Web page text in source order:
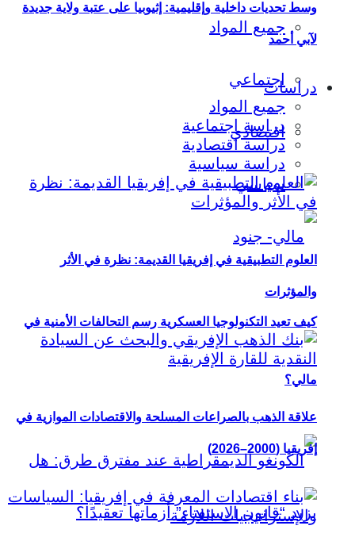
جميع المواد
اجتماعي
اقتصادي
سياسي
كيف تعيد التكنولوجيا العسكرية رسم التحالفات الأمنية في
مالي؟
وسط تحديات داخلية وإقليمية: إثيوبيا على عتبة ولاية جديدة
لآبي أحمد
دراسات
جميع المواد
دراسة اجتماعية
دراسة اقتصادية
دراسة سياسية
العلوم التطبيقية في إفريقيا القديمة: نظرة في الأثر
والمؤثرات
علاقة الذهب بالصراعات المسلحة والاقتصادات الموازية في
إفريقيا (2000–2026)